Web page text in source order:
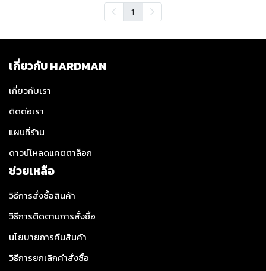
1
เกี่ยวกับ HARDMAN
เกี่ยวกับเรา
ติดต่อเรา
แผนที่ร้าน
ดาวน์โหลดแคตตาล็อก
ช่วยเหลือ
วิธีการสั่งซื้อสินค้า
วิธีการติดตามการสั่งซื้อ
นโยบายการคืนสินค้า
วิธีการยกเลิกคำสั่งซื้อ